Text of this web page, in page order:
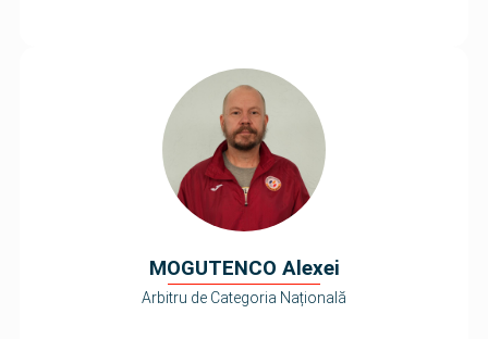
MOGUTENCO Alexei
Arbitru de Categoria Națională